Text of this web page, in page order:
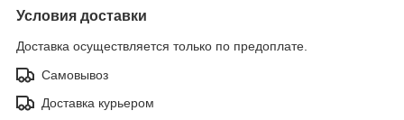
Условия доставки
Доставка осуществляется только по предоплате.
Самовывоз
Доставка курьером